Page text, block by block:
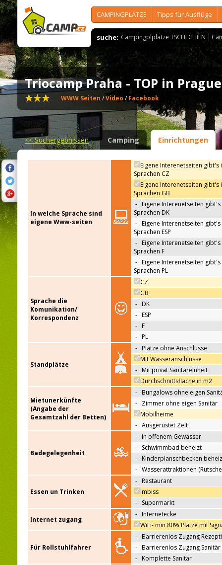
CAMPINGPLÄTZE Tipps für Ausflüge
suche: Campingplplätze TSCHECHIEN
Triocamp Praha - TOP in
WWW Seiten /Video /Facebook
<<Suchergebnissen Camping Einrichtungen
In welche Sprache sind
eigene Www-seiten
Eigene Interenetseiten gibt's
Sprachen CZ
Eigene Interenetseiten gibt's
Sprachen GB
- Eigene Interenetseiten gibt's
Sprachen DK
- Eigene Interenetseiten gibt's
Sprachen ESP
- Eigene Interenetseiten gibt's
Sprachen F
- Eigene Interenetseiten gibt's
Sprachen PL
Sprache die
Komunikation/
Korrespondenz
CZ
GB
- DK
- ESP
- F
- PL
Standplätze
- Plätze ohne Anschlüsse
Mit Wasseranschlüsse
- Mit privat Sanitäreinheit
Durchschnittsfläche in m2
Mietunerkünfte
(Angabe der
Gesamtzahl der Betten)
- Bungalows ohne eigen
- Zimmer ohne eigen Sanitär
Mobilheime
- Ausgerüstet Zelt
Badegelegenheit
- in offenem Gewässer
- Schwimmbad beheizt
- Kinderplanschbecken
- Wasserattraktionen
Essen un Trinken
- Restaurant
Imbiss
- Supermarkt
Internet zugang
- Internetecke
WiFi- min 80% Plätze mit
Für Rollstuhlfahrer
- Barrierenlos Zugang
- Barrierenlos Zugang Sanitär
- Komplette Sanitär